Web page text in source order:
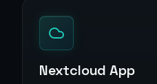
Nextcloud App